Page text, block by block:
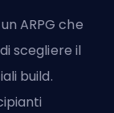
ARPG che
scegliere il
build.